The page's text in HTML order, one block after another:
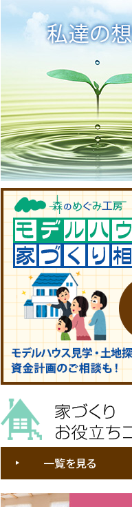
家づくりお役立ちコラム
一覧を見る